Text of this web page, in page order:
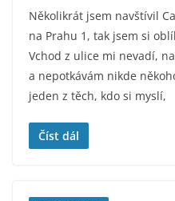
Několikrát jsem navštívil
na Prahu 1, tak jsem si
Vchod z ulice mi nevadí,
a nepotkávám nikde
jeden z těch, kdo si myslí,
Číst dál